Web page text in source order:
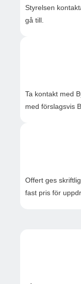
Styrelsen
gå till.
Ta kontakt med
med förslagsvis
Offert ges
fast pris för